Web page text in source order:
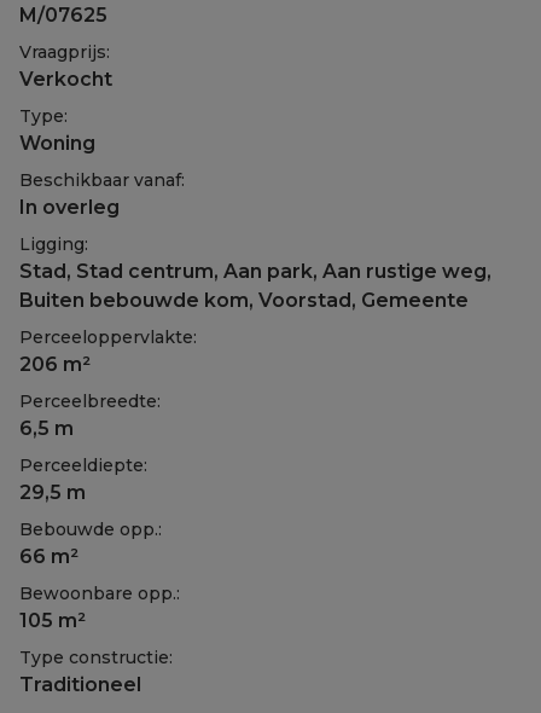
M/07625
Vraagprijs:
Verkocht
Type:
Woning
Beschikbaar vanaf:
In overleg
Ligging:
Stad, Stad centrum, Aan park, Aan rustige weg,
Buiten bebouwde kom, Voorstad, Gemeente
Perceeloppervlakte:
206 m²
Perceelbreedte:
6,5 m
Perceeldiepte:
29,5 m
Bebouwde opp.:
66 m²
Bewoonbare opp.:
105 m²
Type constructie:
Traditioneel